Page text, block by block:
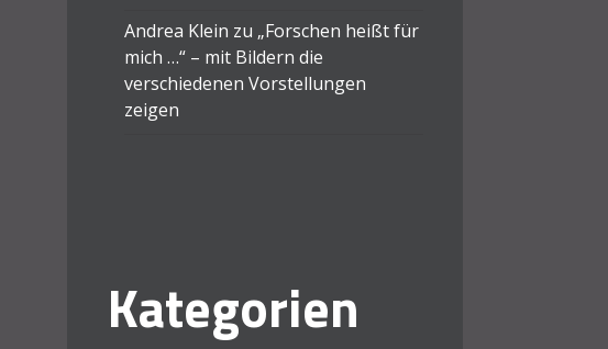
Andrea Klein zu „Forschen heißt für
mich …“ – mit Bildern die
verschiedenen Vorstellungen
zeigen
Kategorien